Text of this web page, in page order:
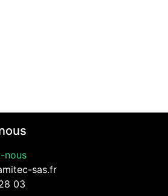
nous
sas.fr
03